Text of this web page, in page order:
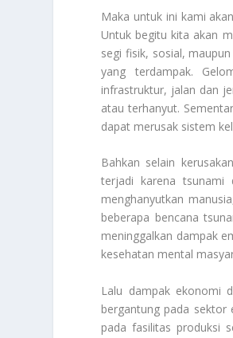
Maka untuk ini kami
Untuk begitu kita akan
segi fisik, sosial,
yang terdampak.
infrastruktur, jalan dan
atau terhanyut.
dapat merusak sistem
Bahkan selain
terjadi karena tsunami
menghanyutkan
beberapa bencana
meninggalkan dampak
kesehatan mental
Lalu dampak ekonomi
bergantung pada sektor
pada fasilitas produksi